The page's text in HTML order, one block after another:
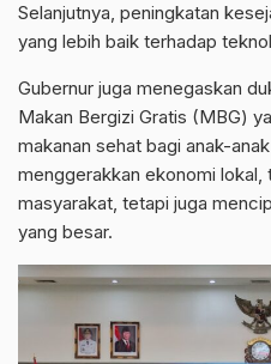
Selanjutnya, peningkatan
yang lebih baik terhadap
Gubernur juga menegaskan
Makan Bergizi Gratis (MBG)
makanan sehat bagi anak-
menggerakkan ekonomi lokal,
masyarakat, tetapi juga
yang besar.